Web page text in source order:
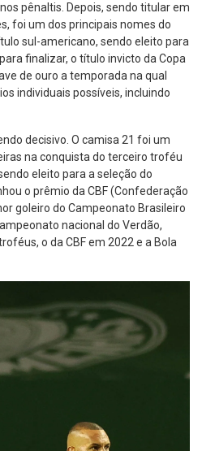
pênaltis. Depois, sendo titular em
foi um dos principais nomes do
sul-americano, sendo eleito para
finalizar, o título invicto da Copa
de ouro a temporada na qual
individuais possíveis, incluindo
decisivo. O camisa 21 foi um
na conquista do terceiro troféu
eleito para a seleção do
o prêmio da CBF (Confederação
goleiro do Campeonato Brasileiro
nacional do Verdão,
o da CBF em 2022 e a Bola